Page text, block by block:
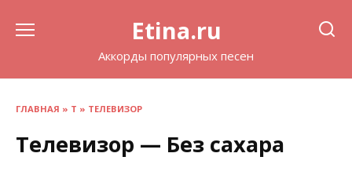
Etina.ru
Аккорды популярных песен
ГЛАВНАЯ » Т » ТЕЛЕВИЗОР
Телевизор — Без сахара